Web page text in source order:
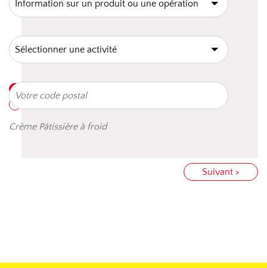
Crème Pâtissière à froid
Suivant >